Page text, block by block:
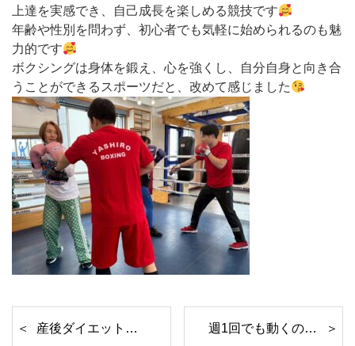
上達を実感でき、自己成長を楽しめる競技です
年齢や性別を問わず、初心者でも気軽に始められるのも魅
力的です
ボクシングは身体を鍛え、心を強くし、自分自身と向き合
うことができるスポーツだと、改めて感じました
産後ダイエットに成功！ 週1回でも動くのと動かないのでは全然違う！